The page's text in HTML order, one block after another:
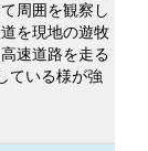
周囲を観察し
を現地の遊牧
速道路を走る
ている様が強